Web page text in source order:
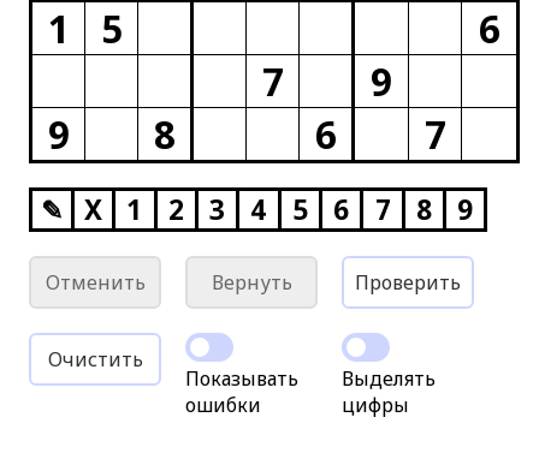
1
5
6
7
9
9
8 6 7
✎ X 1 2 3 4 5 6 7 8 9
Отменить Вернуть Проверить
Очистить
Показывать
ошибки
Выделять
цифры